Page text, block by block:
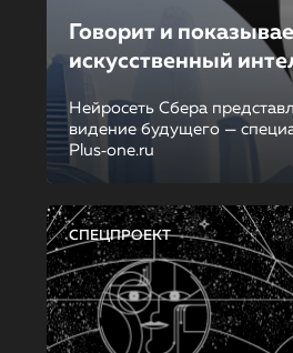
Говорит и
искусственный
Нейросеть Сбера
видение будущего —
Plus‑one.ru
СПЕЦПРОЕКТ